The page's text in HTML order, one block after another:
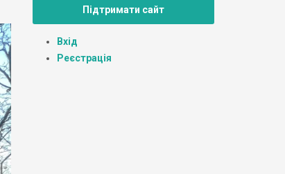
Підтримати сайт
Вхід
Реєстрація